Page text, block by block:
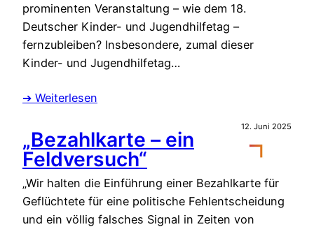
prominenten Veranstaltung – wie dem 18.
Deutscher Kinder- und Jugendhilfetag –
fernzubleiben? Insbesondere, zumal dieser
Kinder- und Jugendhilfetag…
➔ Weiterlesen
12. Juni 2025
„Bezahlkarte – ein
Feldversuch“
„Wir halten die Einführung einer Bezahlkarte für
Geflüchtete für eine politische Fehlentscheidung
und ein völlig falsches Signal in Zeiten von